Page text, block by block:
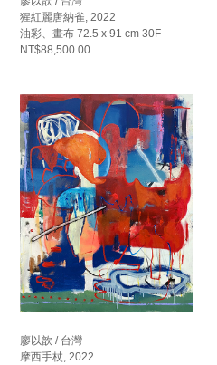
猩紅麗唐納雀, 2022
油彩、畫布 72.5 x 91 cm 30F
NT$88,500.00
廖以歆 / 台灣
摩西手杖, 2022